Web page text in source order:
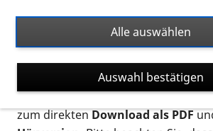
Ort. Nutzen Sie den Formatfilter, um
nach Flyern und Broschüren, Audios
suchen. Die meisten Flyer und
verschiedenen Formaten
postalischen Bestellung als
zum direktenDownload als PDF
Alle auswählen
Auswahl bestätigen